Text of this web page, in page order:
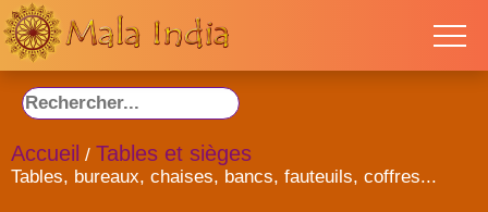
Accueil / Tables et sièges
Tables, bureaux, chaises, bancs, fauteuils, coffres...